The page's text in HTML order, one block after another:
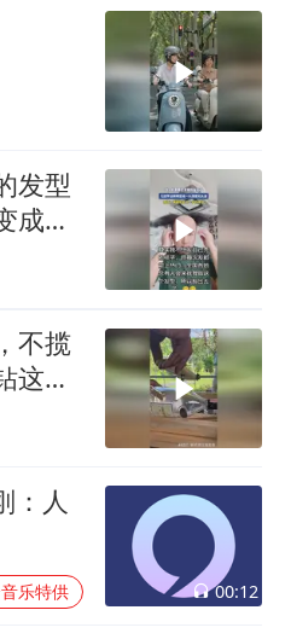
发型
成一
不揽
这恐
：人
乐特供 00:12